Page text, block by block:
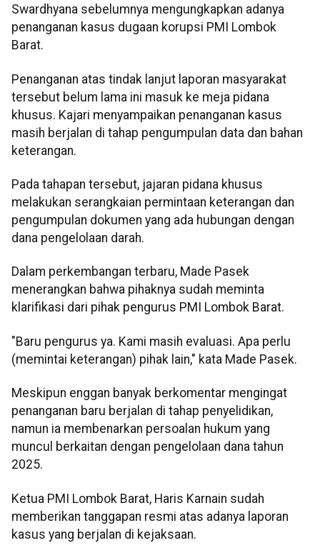
Swardhyana sebelumnya mengungkapkan adanya
penanganan kasus dugaan korupsi PMI Lombok
Barat.
Penanganan atas tindak lanjut laporan masyarakat
tersebut belum lama ini masuk ke meja pidana
khusus. Kajari menyampaikan penanganan kasus
masih berjalan di tahap pengumpulan data dan bahan
keterangan.
Pada tahapan tersebut, jajaran pidana khusus
melakukan serangkaian permintaan keterangan dan
pengumpulan dokumen yang ada hubungan dengan
dana pengelolaan darah.
Dalam perkembangan terbaru, Made Pasek
menerangkan bahwa pihaknya sudah meminta
klarifikasi dari pihak pengurus PMI Lombok Barat.
"Baru pengurus ya. Kami masih evaluasi. Apa perlu
(memintai keterangan) pihak lain," kata Made Pasek.
Meskipun enggan banyak berkomentar mengingat
penanganan baru berjalan di tahap penyelidikan,
namun ia membenarkan persoalan hukum yang
muncul berkaitan dengan pengelolaan dana tahun
2025.
Ketua PMI Lombok Barat, Haris Karnain sudah
memberikan tanggapan resmi atas adanya laporan
kasus yang berjalan di kejaksaan.